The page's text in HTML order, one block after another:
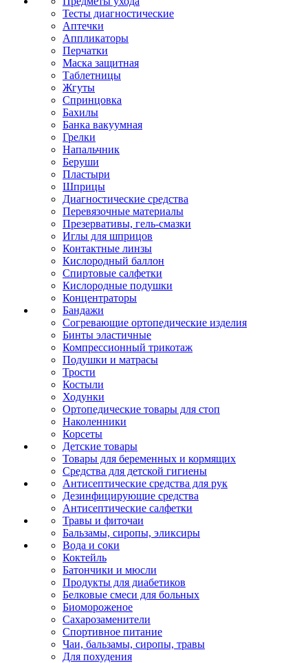
Тесты диагностические
Аптечки
Аппликаторы
Перчатки
Маска защитная
Таблетницы
Жгуты
Спринцовка
Бахилы
Банка вакуумная
Грелки
Напальчник
Беруши
Пластыри
Шприцы
Диагностические средства
Перевязочные материалы
Презервативы, гель-смазки
Иглы для шприцов
Контактные линзы
Кислородный баллон
Спиртовые салфетки
Кислородные подушки
Концентраторы
Бандажи
Согревающие ортопедические изделия
Бинты эластичные
Компрессионный трикотаж
Подушки и матрасы
Трости
Костыли
Ходунки
Ортопедические товары для стоп
Наколенники
Корсеты
Детские товары
Товары для беременных и кормящих
Средства для детской гигиены
Антисептические средства для рук
Дезинфицирующие средства
Антисептические салфетки
Травы и фиточаи
Бальзамы, сиропы, эликсиры
Вода и соки
Коктейль
Батончики и мюсли
Продукты для диабетиков
Белковые смеси для больных
Биомороженое
Сахарозаменители
Спортивное питание
Чаи, бальзамы, сиропы, травы
Для похудения